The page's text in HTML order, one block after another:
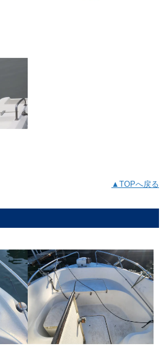
▲TOPへ戻る